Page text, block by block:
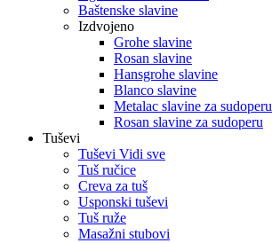
Baštenske slavine
Izdvojeno
Grohe slavine
Rosan slavine
Hansgrohe slavine
Blanco slavine
Metalac slavine za sudoperu
Rosan slavine za sudoperu
Tuševi
Tuševi Vidi sve
Tuš ručice
Creva za tuš
Usponski tuševi
Tuš ruže
Masažni stubovi